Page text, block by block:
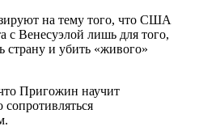
на тему того, что США
с Венесуэлой лишь для того,
страну и убить «живого»
Пригожин научит
сопротивляться